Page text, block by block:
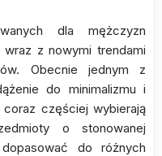
dla mężczyzn
z nowymi trendami
Obecnie jednym z
do minimalizmu i
częściej wybierają
o stonowanej
do różnych